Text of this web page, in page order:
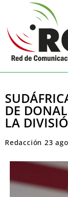
DE
LA
Redacción 23